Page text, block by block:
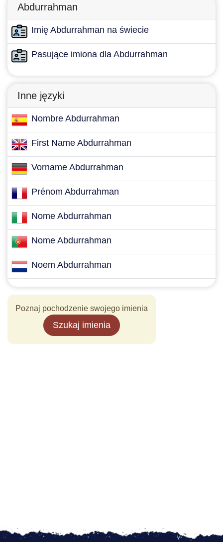
Abdurrahman
Imię Abdurrahman na świecie
Pasujące imiona dla Abdurrahman
Inne języki
Nombre Abdurrahman
First Name Abdurrahman
Vorname Abdurrahman
Prénom Abdurrahman
Nome Abdurrahman
Nome Abdurrahman
Noem Abdurrahman
Poznaj pochodzenie swojego imienia
Szukaj imienia